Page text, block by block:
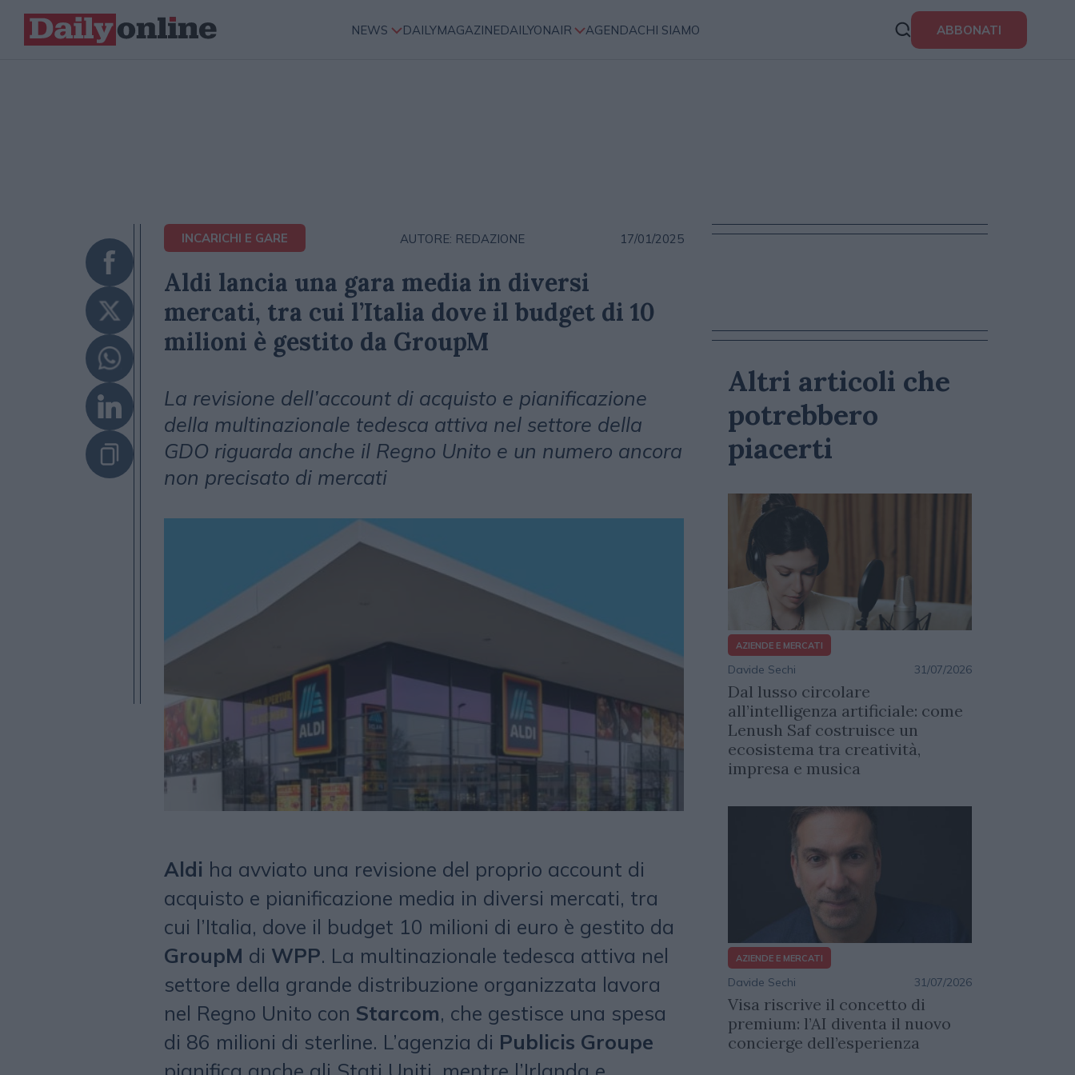
NEWS DAILYMAGAZINEDAILYONAIR AGENDACHI SIAMO ABBONATI
INCARICHI E GARE AUTORE: REDAZIONE 17/01/2025
Aldi lancia una gara media in diversi
mercati, tra cui l’Italia dove il budget di 10
milioni è gestito da GroupM
La revisione dell’account di acquisto e pianificazione
della multinazionale tedesca attiva nel settore della
GDO riguarda anche il Regno Unito e un numero ancora
non precisato di mercati
Aldi ha avviato una revisione del proprio account di
acquisto e pianificazione media in diversi mercati, tra
cui l’Italia, dove il budget 10 milioni di euro è gestito da
GroupM di WPP. La multinazionale tedesca attiva nel
settore della grande distribuzione organizzata lavora
nel Regno Unito con Starcom, che gestisce una spesa
di 86 milioni di sterline. L’agenzia di Publicis Groupe
Altri articoli che
potrebbero
piacerti
AZIENDE E MERCATI
Davide Sechi 31/07/2026
Dal lusso circolare
all’intelligenza artificiale: come
Lenush Saf costruisce un
ecosistema tra creatività,
impresa e musica
AZIENDE E MERCATI
Davide Sechi 31/07/2026
Visa riscrive il concetto di
premium: l’AI diventa il nuovo
concierge dell’esperienza